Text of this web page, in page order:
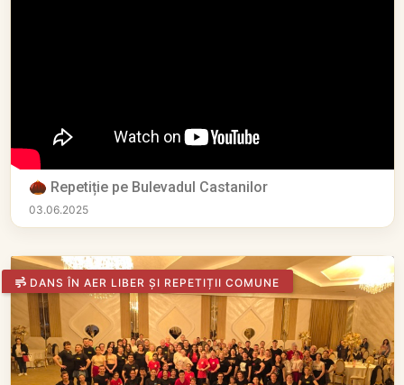
🌰 Repetiție pe Bulevadul Castanilor
03.06.2025
DANS ÎN AER LIBER ȘI REPETIȚII COMUNE